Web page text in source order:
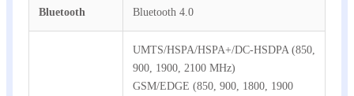
Bluetooth Bluetooth 4.0
UMTS/HSPA/HSPA+/DC-HSDPA (850,
900, 1900, 2100 MHz)
GSM/EDGE (850, 900, 1800, 1900